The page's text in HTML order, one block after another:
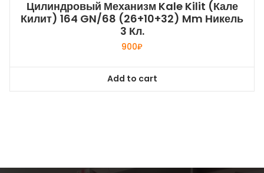
Цилиндровый Механизм Kale Kilit (Кале
Килит) 164 GN/68 (26+10+32) Mm Никель
3 Кл.
900₽
Add to cart